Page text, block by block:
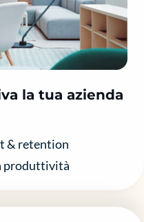
la tua azienda
& retention
produttività